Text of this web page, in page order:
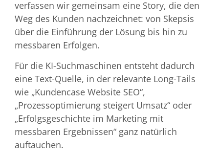
verfassen wir gemeinsam eine Story, die den
Weg des Kunden nachzeichnet: von Skepsis
über die Einführung der Lösung bis hin zu
messbaren Erfolgen.
Für die KI-Suchmaschinen entsteht dadurch
eine Text-Quelle, in der relevante Long-Tails
wie „Kundencase Website SEO“,
„Prozessoptimierung steigert Umsatz“ oder
„Erfolgsgeschichte im Marketing mit
messbaren Ergebnissen“ ganz natürlich
auftauchen.